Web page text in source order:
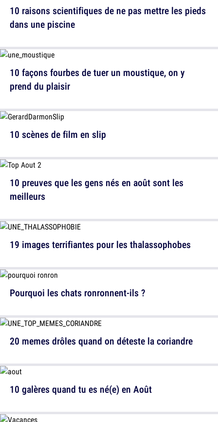
10 raisons scientifiques de ne pas mettre les pieds
dans une piscine
10 scènes de film en slip
19 images terrifiantes pour les thalassophobes
20 memes drôles quand on déteste la coriandre
10 façons fourbes de tuer un moustique, on y
prend du plaisir
10 preuves que les gens nés en août sont les
meilleurs
Pourquoi les chats ronronnent-ils ?
10 galères quand tu es né(e) en Août